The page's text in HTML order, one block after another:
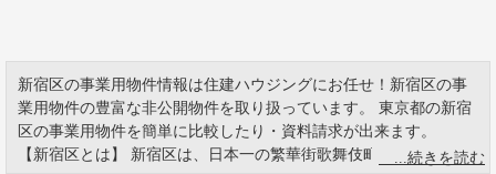
新宿区の事業用物件情報は住建ハウジングにお任せ！新宿区の事
業用物件の豊富な非公開物件を取り扱っています。 東京都の新宿
区の事業用物件を簡単に比較したり・資料請求が出来ます。
【新宿区とは】 新宿区は、日本一の繁華街歌舞伎町で有名です。